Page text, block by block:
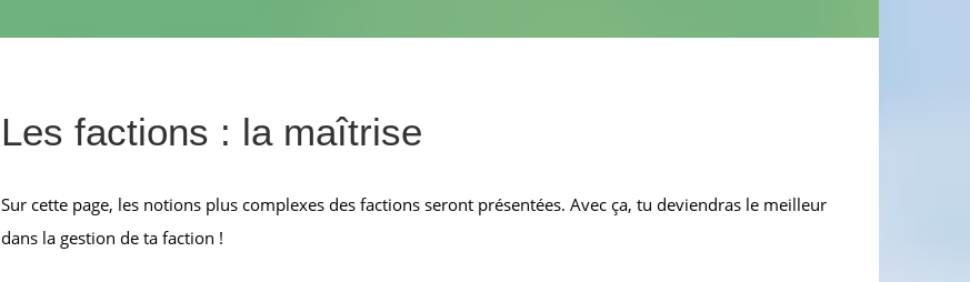
Les factions : la maîtrise
Sur cette page, les notions plus complexes des factions seront présentées. Avec ça, tu deviendras le meilleur
dans la gestion de ta faction !